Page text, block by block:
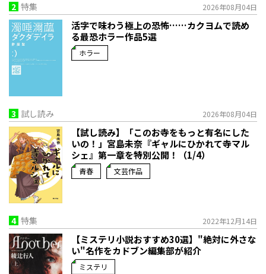
2 特集 2026年08月04日
活字で味わう極上の恐怖……カクヨムで読め
る最恐ホラー作品5選
ホラー
3 試し読み 2026年08月04日
【試し読み】「このお寺をもっと有名にした
いの！」宮島未奈『ギャルにひかれて寺マル
シェ』第一章を特別公開！（1/4）
青春 文芸作品
4 特集 2022年12月14日
【ミステリ小説おすすめ30選】"絶対に外さな
い"名作をカドブン編集部が紹介
ミステリ